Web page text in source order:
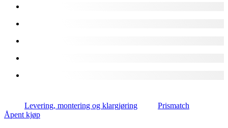
Levering, montering og klargjøring
Prismatch
Åpent kjøp